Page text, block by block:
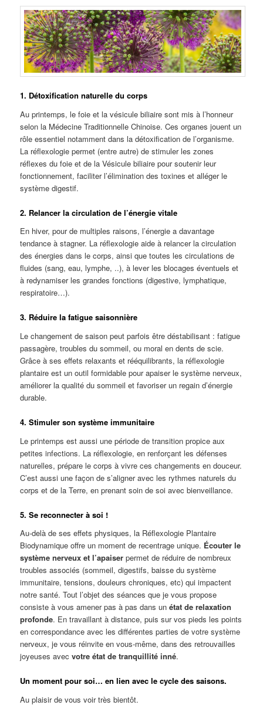
1. Détoxification naturelle du corps
Au printemps, le foie et la vésicule biliaire sont mis à l’honneur
selon la Médecine Traditionnelle Chinoise. Ces organes jouent un
rôle essentiel notamment dans la détoxification de l’organisme.
La réflexologie permet (entre autre) de stimuler les zones
réflexes du foie et de la Vésicule biliaire pour soutenir leur
fonctionnement, faciliter l’élimination des toxines et alléger le
système digestif.
2. Relancer la circulation de l’énergie vitale
En hiver, pour de multiples raisons, l’énergie a davantage
tendance à stagner. La réflexologie aide à relancer la circulation
des énergies dans le corps, ainsi que toutes les circulations de
fluides (sang, eau, lymphe, ..), à lever les blocages éventuels et
à redynamiser les grandes fonctions (digestive, lymphatique,
respiratoire…).
3. Réduire la fatigue saisonnière
Le changement de saison peut parfois être déstabilisant : fatigue
passagère, troubles du sommeil, ou moral en dents de scie.
Grâce à ses effets relaxants et rééquilibrants, la réflexologie
plantaire est un outil formidable pour apaiser le système nerveux,
améliorer la qualité du sommeil et favoriser un regain d’énergie
durable.
4. Stimuler son système immunitaire
Le printemps est aussi une période de transition propice aux
petites infections. La réflexologie, en renforçant les défenses
naturelles, prépare le corps à vivre ces changements en douceur.
C’est aussi une façon de s’aligner avec les rythmes naturels du
corps et de la Terre, en prenant soin de soi avec bienveillance.
5. Se reconnecter à soi !
Au-delà de ses effets physiques, la Réflexologie Plantaire
Biodynamique offre un moment de recentrage unique. Écouter le
système nerveux et l’apaiser permet de réduire de nombreux
troubles associés (sommeil, digestifs, baisse du système
immunitaire, tensions, douleurs chroniques, etc) qui impactent
notre santé. Tout l’objet des séances que je vous propose
consiste à vous amener pas à pas dans unétat de relaxation
profonde. En travaillant à distance, puis sur vos pieds les points
en correspondance avec les différentes parties de votre système
nerveux, je vous réinvite en vous-même, dans des retrouvailles
joyeuses avecvotre état de tranquillité inné.
Un moment pour soi… en lien avec le cycle des saisons.
Au plaisir de vous voir très bientôt.